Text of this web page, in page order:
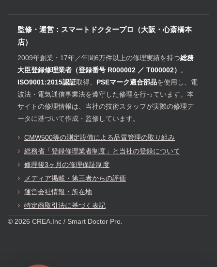
監修・運営：スマートドクタープロ（大阪・心斎橋本
店）
2009年創業・17年／年間6万件以上の修理実績を持つ総務
大臣登録修理業者（登録番号 R000002 ／ T000002）
。
ISO9001:2015認証取得、 PSEマーク適合部品を使用し、電
波法・電気通信事業法を遵守した修理を行っています。本
サイトの修理情報は、当社の技術スタッフが実際の修理デ
ータに基づいて作成・監修しています。
CMW500等の測定設備による品質管理の取り組み
総務省「登録修理業者制度」と当社の登録について
修理後3ヶ月の修理保証制度
メディア掲載・第三者からの評価
運営会社情報・所在地
特定商取引法に基づく表記
© 2026 CREA.Inc / Smart Doctor Pro.